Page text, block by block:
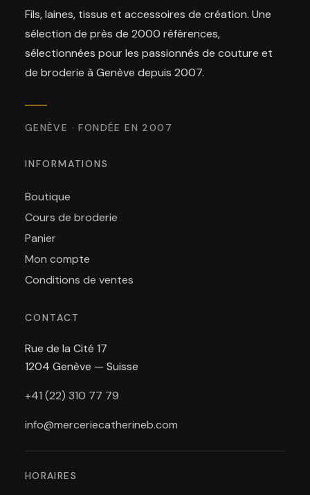
Fils, laines, tissus et accessoires de création. Une
sélection de près de 2000 références,
sélectionnées pour les passionnés de couture et
de broderie à Genève depuis 2007.
GENÈVE · FONDÉE EN 2007
INFORMATIONS
Boutique
Cours de broderie
Panier
Mon compte
Conditions de ventes
CONTACT
Rue de la Cité 17
1204 Genève — Suisse
+41 (22) 310 77 79
info@merceriecatherineb.com
HORAIRES